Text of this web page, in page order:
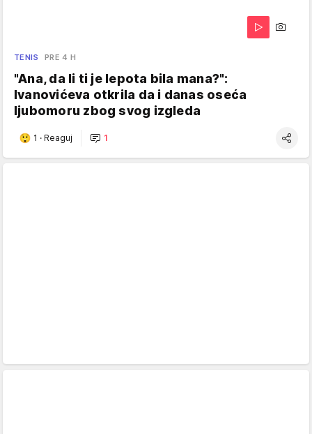
TENIS PRE 4 H
"Ana, da li ti je lepota bila mana?":
Ivanovićeva otkrila da i danas oseća
ljubomoru zbog svog izgleda
1 · Reaguj 1